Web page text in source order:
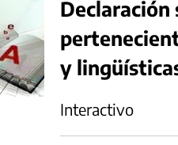
Declaración
y
Interactivo